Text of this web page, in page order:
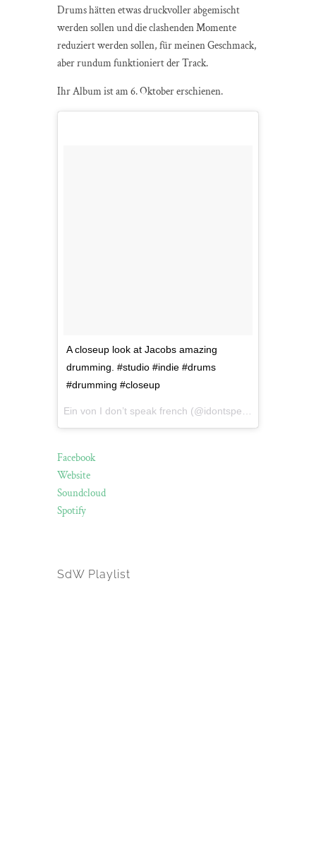
Drums hätten etwas druckvoller abgemischt
werden sollen und die clashenden Momente
reduziert werden sollen, für meinen Geschmack,
aber rundum funktioniert der Track.
Ihr Album ist am 6. Oktober erschienen.
A closeup look at Jacobs amazing
drumming. #studio #indie #drums
#drumming #closeup
Facebook
Website
Soundcloud
Spotify
SdW Playlist